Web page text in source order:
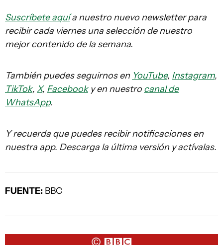
Suscríbete aquía nuestro nuevo newsletter para
recibir cada viernes una selección de nuestro
mejor contenido de la semana.
También puedes seguirnos en YouTube, Instagram,
TikTok, X, Facebooky en nuestro canal de
WhatsApp.
Y recuerda que puedes recibir notificaciones en
nuestra app. Descarga la última versión y actívalas.
FUENTE: BBC